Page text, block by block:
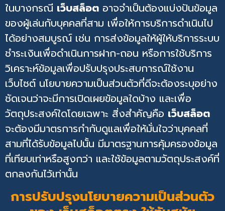
ในบางกรณี เว็บสล็อต อาจจำเป็นต้องแบ่งปันข้อมูล
ของผู้เล่นกับบุคคลที่สาม เพื่อให้การบริการดำเนินไป
ได้อย่างสมบูรณ์ เช่น การส่งข้อมูลให้ผู้ให้บริการระบบ
ชำระเงินเพื่อดำเนินการฝาก-ถอน หรือการใช้บริการ
วิเคราะห์ข้อมูลเพื่อปรับปรุงประสบการณ์ใช้งาน
เว็บไซต์ นโยบายความเป็นส่วนตัวที่ดีจะต้องระบุอย่าง
ชัดเจนว่าจะมีการเปิดเผยข้อมูลใดบ้าง และเพื่อ
วัตถุประสงค์ใดโดยเฉพาะ สิ่งสำคัญคือ เว็บสล็อต
จะต้องมีมาตรการกำกับดูแลเพื่อให้มั่นใจว่าบุคคลที่
สามที่ได้รับข้อมูลไปนั้น มีมาตรฐานการคุ้มครองข้อมูล
ที่เทียบเท่าหรือสูงกว่า และใช้ข้อมูลตามวัตถุประสงค์ที่
ตกลงกันไว้เท่านั้น
การปรับปรุงนโยบายความเป็นส่วนตัว